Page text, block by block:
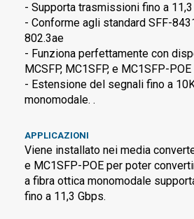
- Supporta trasmissioni fino a
- Conforme agli standard SFF-
802.3ae
- Funziona perfettamente con
MCSFP, MC1SFP, e MC1SFP-POE
- Estensione del segnali fino a
monomodale. .
APPLICAZIONI
Viene installato nei media
e MC1SFP-POE per poter
a fibra ottica monomodale
fino a 11,3 Gbps.